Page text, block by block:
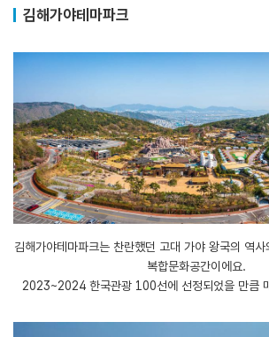
김해가야테마파크
김해가야테마파크는 찬란했던 고대 가야 왕국의 역
복합문화공간이에요.
​2023~2024 한국관광 100선에 선정되었을 만큼